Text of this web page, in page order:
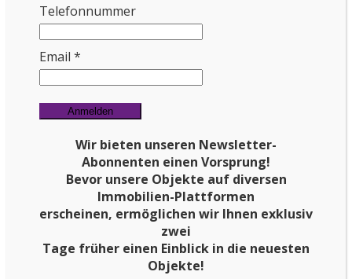
Telefonnummer
Email *
Wir bieten unseren Newsletter-
Abonnenten einen Vorsprung!
Bevor unsere Objekte auf diversen
Immobilien-Plattformen
erscheinen, ermöglichen wir Ihnen exklusiv
zwei
Tage früher einen Einblick in die neuesten
Objekte!